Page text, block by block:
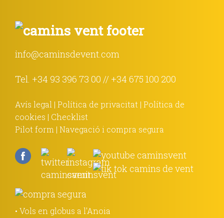
info@caminsdevent.com
Tel. +34 93 396 73 00 // +34 675 100 200
Avís legal | Política de privacitat | Política de
cookies | Checklist
Pilot form | Navegació i compra segura
• Vols en globus a l'Anoia